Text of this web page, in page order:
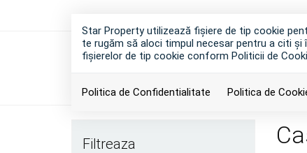
Star Property utilizează fişiere de tip cookie
te rugăm să aloci timpul necesar pentru a citi
fişierelor de tip cookie conform Politicii de
Politica de Confidentialitate Politica de
Filtreaza